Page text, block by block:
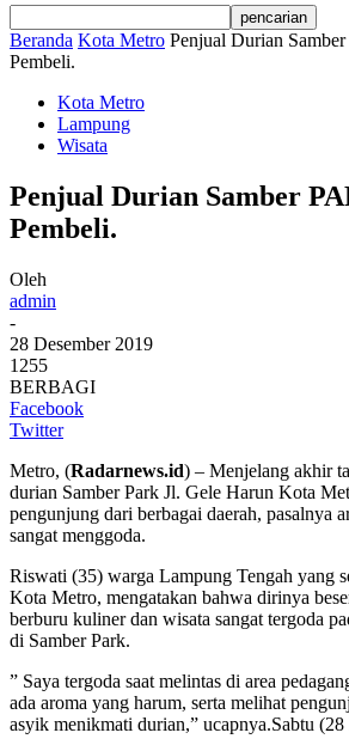
Beranda Kota Metro Penjual Durian
Pembeli.
Kota Metro
Lampung
Wisata
Penjual Durian Samber
Pembeli.
Oleh
admin
-
28 Desember 2019
1255
BERBAGI
Facebook
Twitter
Metro, (Radarnews.id) – Menjelang akhir
durian Samber Park Jl. Gele Harun Kota
pengunjung dari berbagai daerah, pasalnya
sangat menggoda.
Riswati (35) warga Lampung Tengah yang
Kota Metro, mengatakan bahwa dirinya
berburu kuliner dan wisata sangat tergoda
di Samber Park.
” Saya tergoda saat melintas di area
ada aroma yang harum, serta melihat
asyik menikmati durian,” ucapnya.Sabtu (28